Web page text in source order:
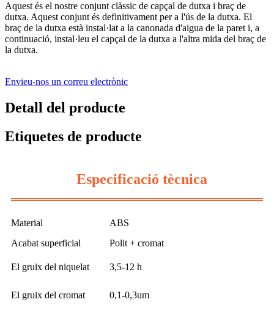
Aquest és el nostre conjunt clàssic de capçal de dutxa i braç de
dutxa. Aquest conjunt és definitivament per a l'ús de la dutxa. El
braç de la dutxa està instal·lat a la canonada d'aigua de la paret i, a
continuació, instal·leu el capçal de la dutxa a l'altra mida del braç de
la dutxa.
Envieu-nos un correu electrònic
Detall del producte
Etiquetes de producte
Especificació tècnica
Material
ABS
Acabat superficial
Polit + cromat
El gruix del niquelat 3,5-12 h
El gruix del cromat 0,1-0,3um